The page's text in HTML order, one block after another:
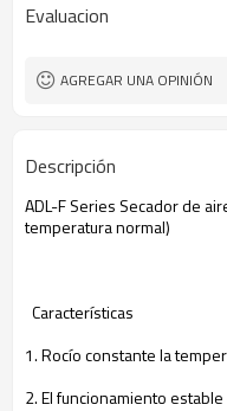
Evaluacion
AGREGAR UNA OPINIÓN
Descripción
ADL-FSeries Secador de
temperaturanormal)
Características
1.Rocíoconstantela
2.El funcionamiento estable